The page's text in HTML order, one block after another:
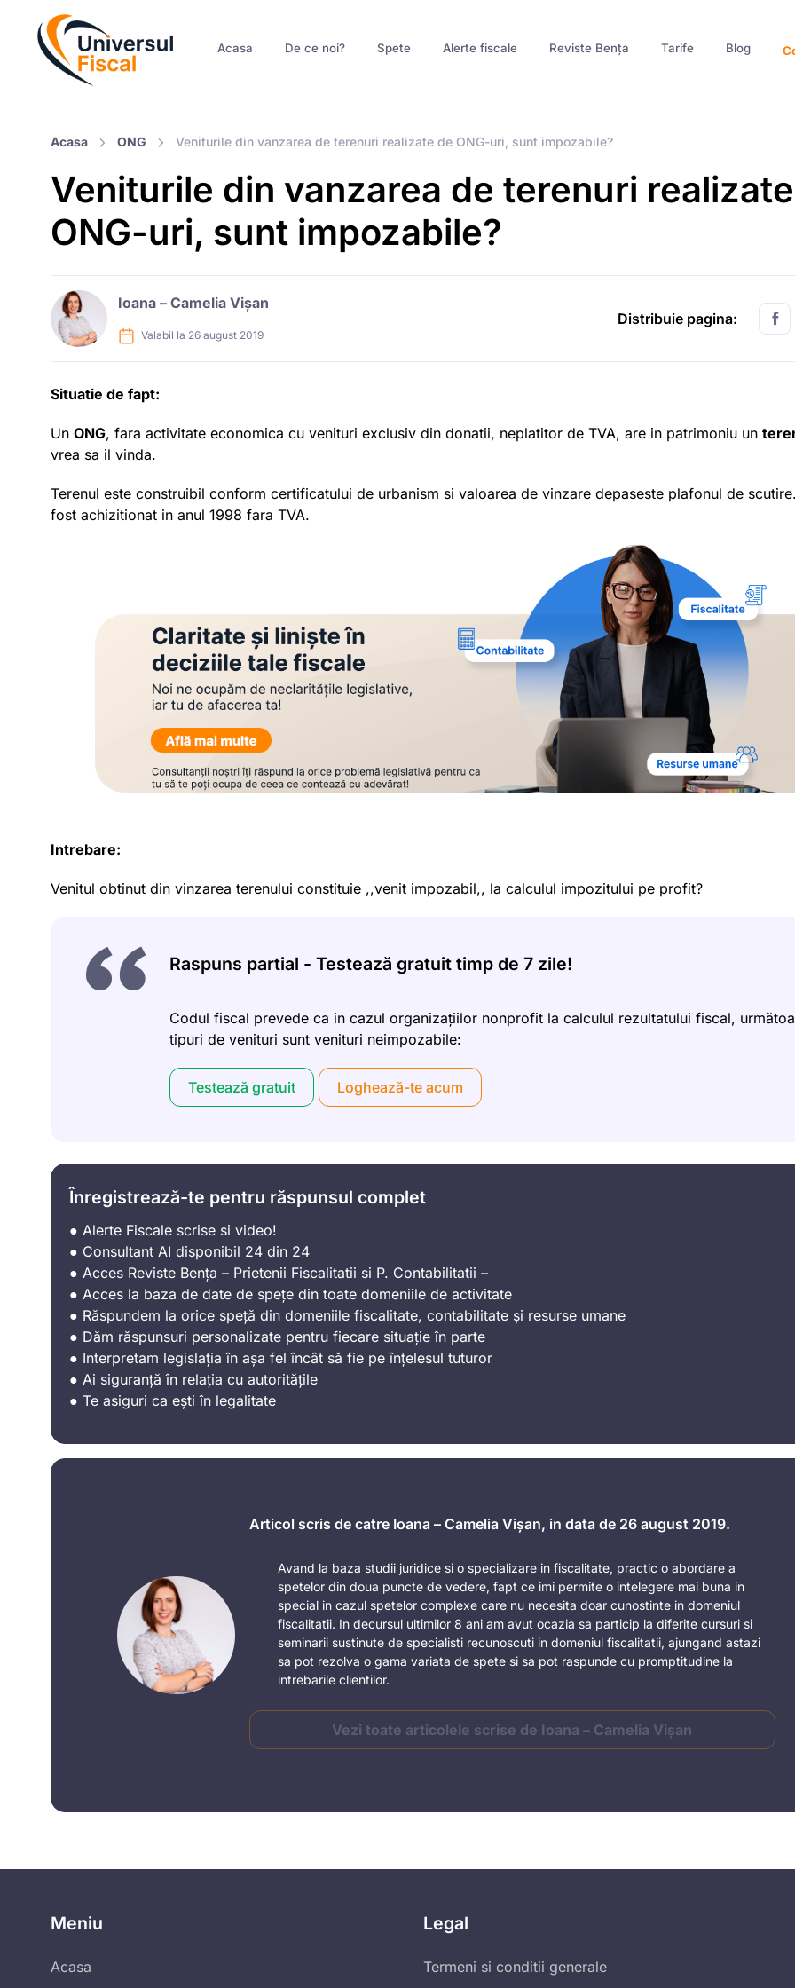
Acasa De ce noi? Spete Alerte fiscale Reviste Bența Tarife Blog
Acasa ONG Veniturile din vanzarea de terenuri realizate de ONG-uri, sunt impozabile?
Veniturile din vanzarea de terenuri
ONG-uri, sunt impozabile?
Ioana – Camelia Vișan
Valabil la 26 august 2019
Distribuie pagina:
Situatie de fapt:
Un ONG, fara activitate economica cu venituri exclusiv din donatii, neplatitor de TVA, are in patrimoniu un
vrea sa il vinda.
Terenul este construibil conform certificatului de urbanism si valoarea de vinzare depaseste plafonul de
fost achizitionat in anul 1998 fara TVA.
Intrebare:
Venitul obtinut din vinzarea terenului constituie ,,venit impozabil,, la calculul impozitului pe profit?
Raspuns partial - Testează gratuit timp de 7 zile!
Codul fiscal prevede ca in cazul organizațiilor nonprofit la calculul rezultatului fiscal,
tipuri de venituri sunt venituri neimpozabile:
Testează gratuit Loghează-te acum
Înregistrează-te pentru răspunsul complet
● Alerte Fiscale scrise si video!
● Consultant AI disponibil 24 din 24
● Acces Reviste Bența – Prietenii Fiscalitatii si P. Contabilitatii –
● Acces la baza de date de spețe din toate domeniile de activitate
● Răspundem la orice speță din domeniile fiscalitate, contabilitate și resurse umane
● Dăm răspunsuri personalizate pentru fiecare situație în parte
● Interpretam legislația în așa fel încât să fie pe înțelesul tuturor
● Ai siguranță în relația cu autoritățile
● Te asiguri ca ești în legalitate
Articol scris de catre Ioana – Camelia Vișan, in data de 26 august 2019.
Avand la baza studii juridice si o specializare in fiscalitate, practic o abordare a
spetelor din doua puncte de vedere, fapt ce imi permite o intelegere mai buna in
special in cazul spetelor complexe care nu necesita doar cunostinte in domeniul
fiscalitatii. In decursul ultimilor 8 ani am avut ocazia sa particip la diferite cursuri si
seminarii sustinute de specialisti recunoscuti in domeniul fiscalitatii, ajungand astazi
sa pot rezolva o gama variata de spete si sa pot raspunde cu promptitudine la
intrebarile clientilor.
Vezi toate articolele scrise de Ioana – Camelia Vișan
Meniu
Acasa
Legal
Termeni si conditii generale